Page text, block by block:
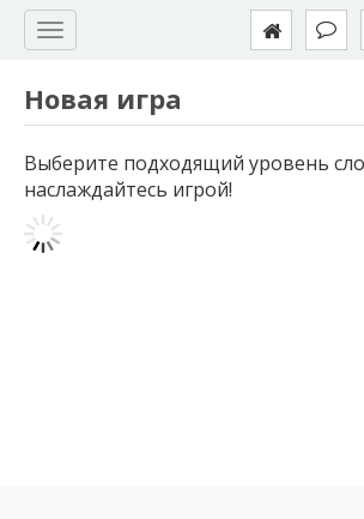
Новая игра
Выберите подходящий уровень
наслаждайтесь игрой!